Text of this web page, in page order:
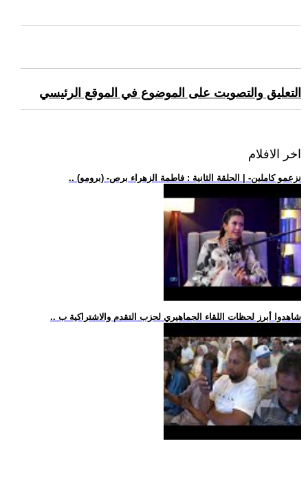
التعليق والتصويت على الموضوع في الموقع الرئيسي
اخر الافلام
.. (برومو) -نزعمو كاملين- | الحلقة الثانية : فاطمة الزهراء برص
.. شاهدوا أبرز لحظات اللقاء الجماهيري لحزب التقدم والاشتراكية ب